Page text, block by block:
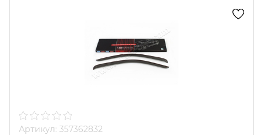
Артикул: 357362832